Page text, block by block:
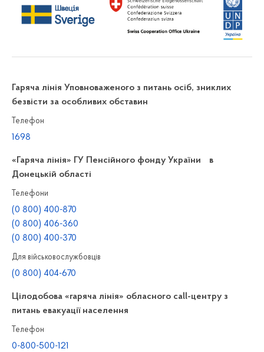
Гаряча лінія Уповноваженого з питань осіб, зниклих
безвісти за особливих обставин
Телефон
1698
«Гаряча лінія» ГУ Пенсійного фонду України в
Донецькій області
Телефони
(0 800) 400-870
(0 800) 406-360
(0 800) 400-370
Для військовослужбовців
(0 800) 404-670
Цілодобова «гаряча лінія» обласного call-центру з
питань евакуації населення
Телефон
0-800-500-121